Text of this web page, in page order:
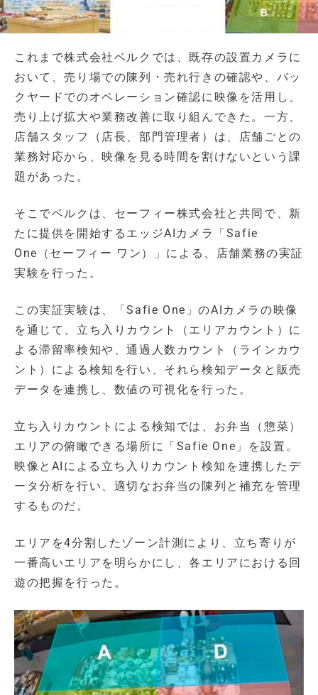
これまで株式会社ベルクでは、既存の設置カメラに
おいて、売り場での陳列・売れ行きの確認や、バッ
クヤードでのオペレーション確認に映像を活用し、
売り上げ拡大や業務改善に取り組んできた。一方、
店舗スタッフ（店長、部門管理者）は、店舗ごとの
業務対応から、映像を見る時間を割けないという課
題があった。
そこでベルクは、セーフィー株式会社と共同で、新
たに提供を開始するエッジAIカメラ「Safie
One（セーフィー ワン）」による、店舗業務の実証
実験を行った。
この実証実験は、「Safie One」のAIカメラの映像
を通じて、立ち入りカウント（エリアカウント）に
よる滞留率検知や、通過人数カウント（ラインカウ
ント）による検知を行い、それら検知データと販売
データを連携し、数値の可視化を行った。
立ち入りカウントによる検知では、お弁当（惣菜）
エリアの俯瞰できる場所に「Safie One」を設置。
映像とAIによる立ち入りカウント検知を連携したデ
ータ分析を行い、適切なお弁当の陳列と補充を管理
するものだ。
エリアを4分割したゾーン計測により、立ち寄りが
一番高いエリアを明らかにし、各エリアにおける回
遊の把握を行った。